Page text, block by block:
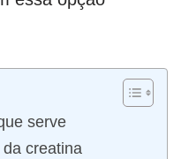
serve
creatina